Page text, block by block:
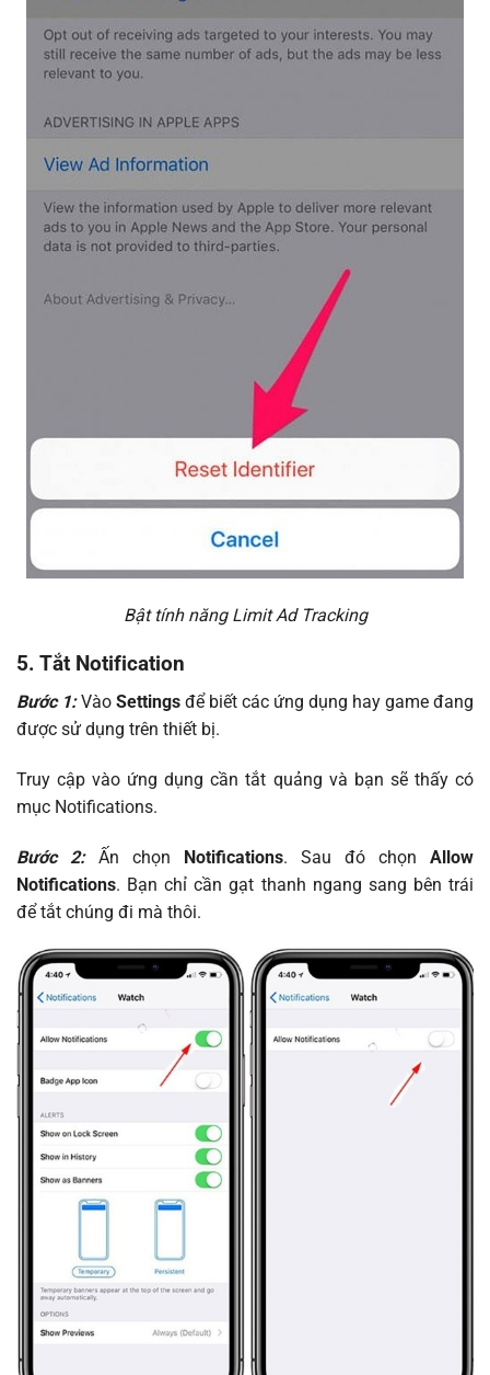
Bật tính năng Limit Ad Tracking
5. Tắt Notification
Bước 1:Vào Settings để biết các ứng dụng hay game đang
được sử dụng trên thiết bị.
Truy cập vào ứng dụng cần tắt quảng và bạn sẽ thấy có
mục Notifications.
Bước 2:Ấn chọn Notifications. Sau đó chọn Allow
Notifications. Bạn chỉ cần gạt thanh ngang sang bên trái
để tắt chúng đi mà thôi.